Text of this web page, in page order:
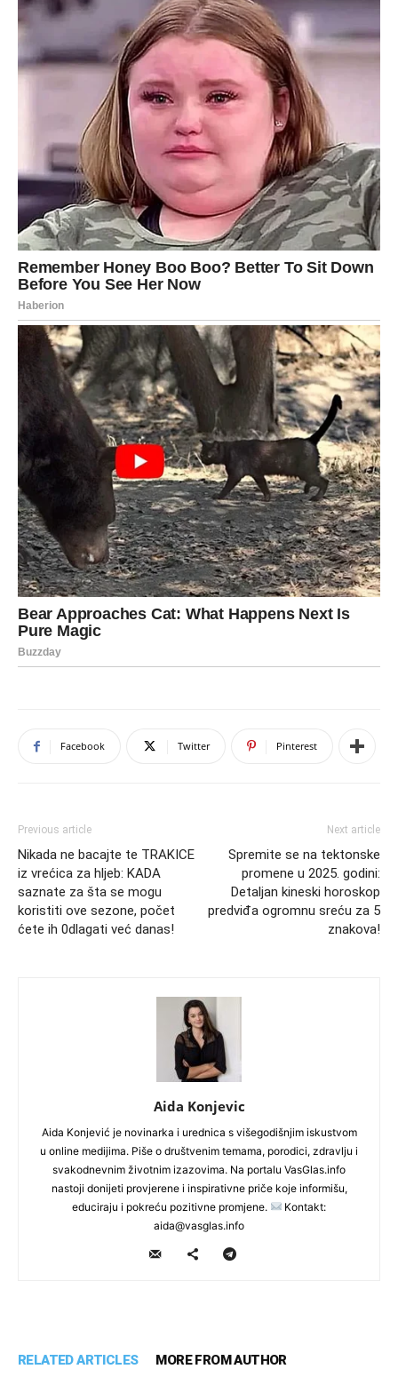
Facebook Twitter Pinterest
Previous article
Nikada ne bacajte te TRAKICE
iz vrećica za hljeb: KADA
saznate za šta se mogu
koristiti ove sezone, počet
ćete ih 0dlagati već danas!
Next article
Spremite se na tektonske
promene u 2025. godini:
Detaljan kineski horoskop
predviđa ogromnu sreću za 5
znakova!
Aida Konjevic
Aida Konjević je novinarka i urednica s višegodišnjim iskustvom
u online medijima. Piše o društvenim temama, porodici, zdravlju i
svakodnevnim životnim izazovima. Na portalu VasGlas.info
nastoji donijeti provjerene i inspirativne priče koje informišu,
educiraju i pokreću pozitivne promjene.
Kontakt:
aida@vasglas.info
RELATED ARTICLES MORE FROM AUTHOR